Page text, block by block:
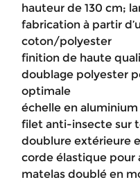
hauteur de 130 cm;
fabrication à partir
coton/polyester
finition de haute
doublage polyester
optimale
échelle en
filet anti-insecte sur
doublure extérieure
corde élastique pour
matelas doublé en